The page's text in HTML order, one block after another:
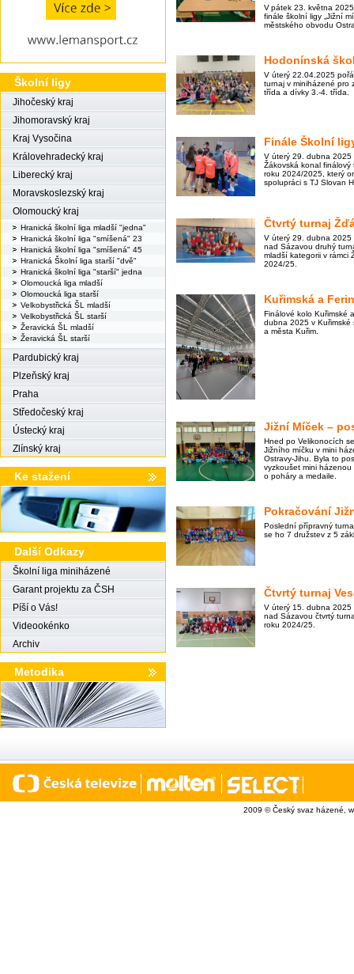
Školní ligy
Jihočeský kraj
Jihomoravský kraj
Kraj Vysočina
Královehradecký kraj
Liberecký kraj
Moravskoslezský kraj
Olomoucký kraj
Hranická školní liga mladší "jedna"
Hranická školní liga "smíšená" 23
Hranická školní liga "smíšená" 45
Hranická Školní liga starší "dvě"
Hranická školní liga "starší" jedna
Olomoucká liga mladší
Olomoucká liga starší
Velkobystřická ŠL mladší
Velkobystřická ŠL starší
Žeravická ŠL mladší
Žeravická ŠL starší
Pardubický kraj
Plzeňský kraj
Praha
Středočeský kraj
Ústecký kraj
Zlínský kraj
Ke stažení
Další Odkazy
Školní liga miniházené
Garant projektu za ČSH
Píší o Vás!
Videookénko
Archiv
Metodika
V pátek 23. května
finále školní ligy „Jižní
městského obvodu
Hodonínská
V úterý 22.04.2025
turnaj v miniházené pro
třída a dívky 3.-4. třída.
Finále Školní
V úterý 29. dubna
Žákovská konal
roku 2024/2025, který
spolupráci s TJ Slovan
Čtvrtý turnaj
V úterý 29. dubna 2025
nad Sázavou druhý
mladší kategorii v rámci
2024/25.
Kuřimská a
Finálové kolo Kuřimské
dubna 2025 v Kuřimské
a města Kuřim.
Jižní Míček –
Hned po Velikonocích
Jižního míčku v mini
Ostravy-Jihu. Byla to
vyzkoušet mini
o poháry a medaile.
Pokračování
Poslední přípravný
se ho 7 družstev z 5
Čtvrtý turnaj
V úterý 15. dubna 2025
nad Sázavou čtvrtý
roku 2024/25.
2009 © Český svaz házené,